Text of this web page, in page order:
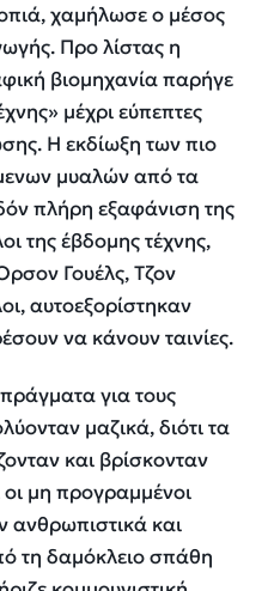
χαμήλωσε ο μέσος
Προ λίστας η
βιομηχανία παρήγε
μέχρι εύπεπτες
Η εκδίωξη των πιο
μυαλών από τα
πλήρη εξαφάνιση της
της έβδομης τέχνης,
Γουέλς, Τζον
αυτοεξορίστηκαν
να κάνουν ταινίες.
για τους
μαζικά, διότι τα
και βρίσκονταν
μη προγραμμένοι
ανθρωπιστικά και
τη δαμόκλειο σπάθη